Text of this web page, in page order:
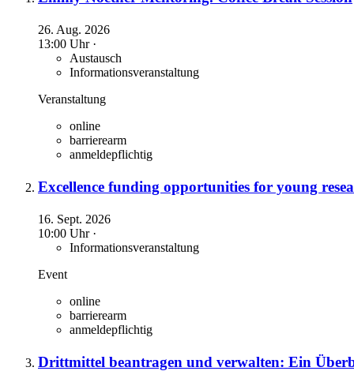
26. Aug. 2026
13:00 Uhr ·
Austausch
Informationsveranstaltung
Veranstaltung
online
barrierearm
anmeldepflichtig
Excellence funding opportunities for young
16. Sept. 2026
10:00 Uhr ·
Informationsveranstaltung
Event
online
barrierearm
anmeldepflichtig
Drittmittel beantragen und verwalten: Ein